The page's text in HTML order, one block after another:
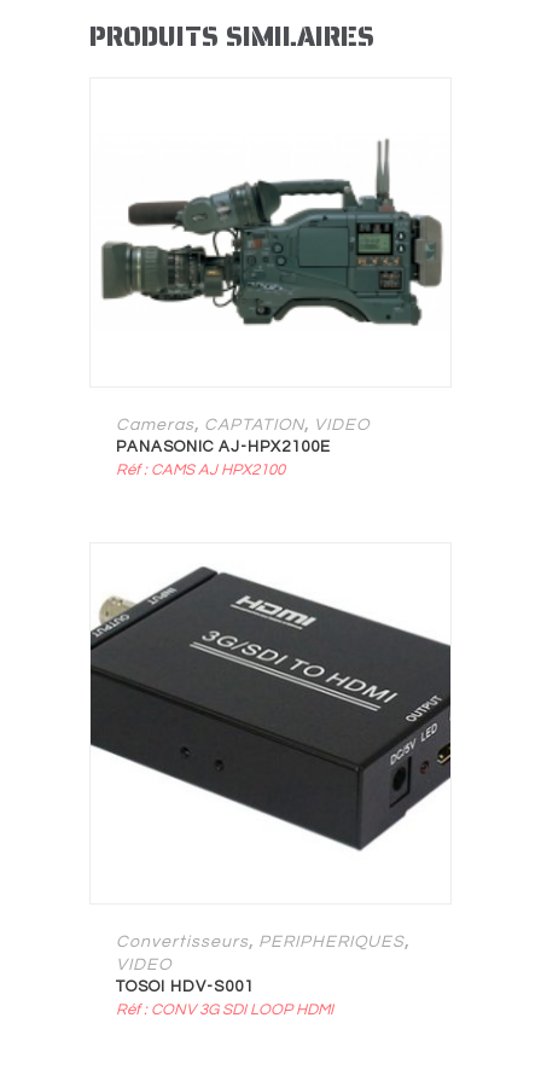
PRODUITS SIMILAIRES
Cameras, CAPTATION, VIDEO
PANASONIC AJ-HPX2100E
Réf : CAMS AJ HPX2100
Convertisseurs, PERIPHERIQUES,
VIDEO
TOSOI HDV-S001
Réf : CONV 3G SDI LOOP HDMI